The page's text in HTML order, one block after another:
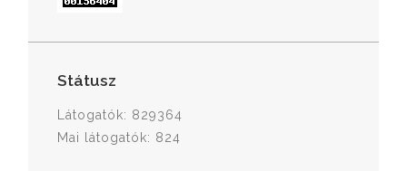
Státusz
Látogatók: 829364
Mai látogatók: 824